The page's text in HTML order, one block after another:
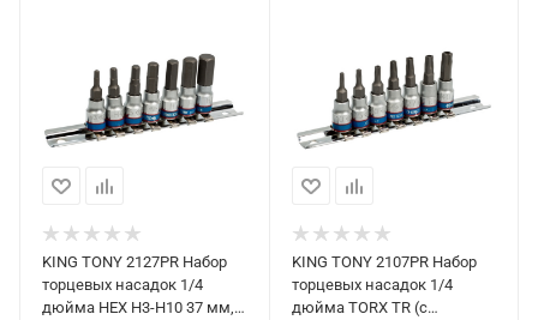
KING TONY 2127PR Набор
торцевых насадок 1/4
дюйма HEX Н3-Н10 37 мм, 7
KING TONY 2107PR Набор
торцевых насадок 1/4
дюйма TORX TR (с